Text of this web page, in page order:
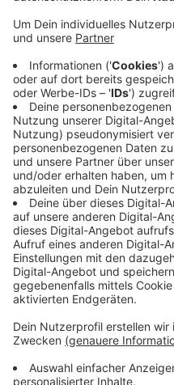
Eingerissene Flügel,
Schultern – diesen
Babyfledermäuse in der
Auffangstation
oftmals nur einen
schwer.
Anzeige
Warum so viele
Anzeige
Diesen Sommer landen
Fledermäuse in der
wegen des feuchten
Jungtiere so unruhig,